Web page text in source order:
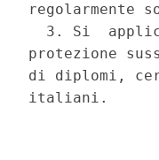
regolarmente
3. Si
protezione
di diplomi,